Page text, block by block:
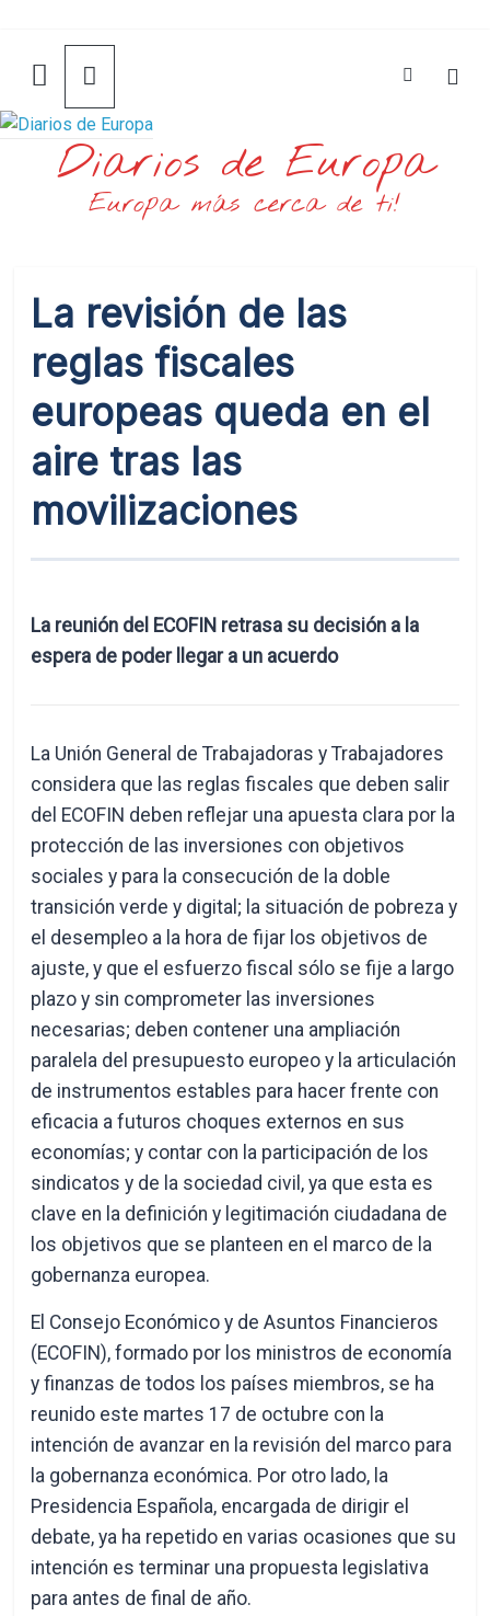
contenido
Diarios de Europa
Europa más cerca de ti!
La revisión de las
reglas fiscales
europeas queda en el
aire tras las
movilizaciones
La reunión del ECOFIN retrasa su decisión a la
espera de poder llegar a un acuerdo
La Unión General de Trabajadoras y Trabajadores
considera que las reglas fiscales que deben salir
del ECOFIN deben reflejar una apuesta clara por la
protección de las inversiones con objetivos
sociales y para la consecución de la doble
transición verde y digital; la situación de pobreza y
el desempleo a la hora de fijar los objetivos de
ajuste, y que el esfuerzo fiscal sólo se fije a largo
plazo y sin comprometer las inversiones
necesarias; deben contener una ampliación
paralela del presupuesto europeo y la articulación
de instrumentos estables para hacer frente con
eficacia a futuros choques externos en sus
economías; y contar con la participación de los
sindicatos y de la sociedad civil, ya que esta es
clave en la definición y legitimación ciudadana de
los objetivos que se planteen en el marco de la
gobernanza europea.
El Consejo Económico y de Asuntos Financieros
(ECOFIN), formado por los ministros de economía
y finanzas de todos los países miembros, se ha
reunido este martes 17 de octubre con la
intención de avanzar en la revisión del marco para
la gobernanza económica. Por otro lado, la
Presidencia Española, encargada de dirigir el
debate, ya ha repetido en varias ocasiones que su
intención es terminar una propuesta legislativa
para antes de final de año.